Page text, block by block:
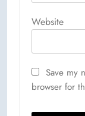
Website
Save my
browser for